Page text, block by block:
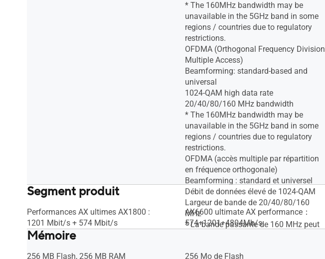
* The 160MHz bandwidth may be
unavailable in the 5GHz band in some
regions / countries due to regulatory
restrictions.
OFDMA (Orthogonal Frequency Division
Multiple Access)
Beamforming: standard-based and
universal
1024-QAM high data rate
20/40/80/160 MHz bandwidth
* The 160MHz bandwidth may be
unavailable in the 5GHz band in some
regions / countries due to regulatory
restrictions.
OFDMA (accès multiple par répartition
en fréquence orthogonale)
Beamforming : standard et universel
Débit de données élevé de 1024-QAM
Largeur de bande de 20/40/80/160
MHz
* La bande passante de 160 MHz peut
Segment produit
Performances AX ultimes AX1800 :
1201 Mbit/s + 574 Mbit/s
AX6600 ultimate AX performance：
574+1201+4804Mb/s
Mémoire
256 MB Flash, 256 MB RAM
256 Mo de Flash